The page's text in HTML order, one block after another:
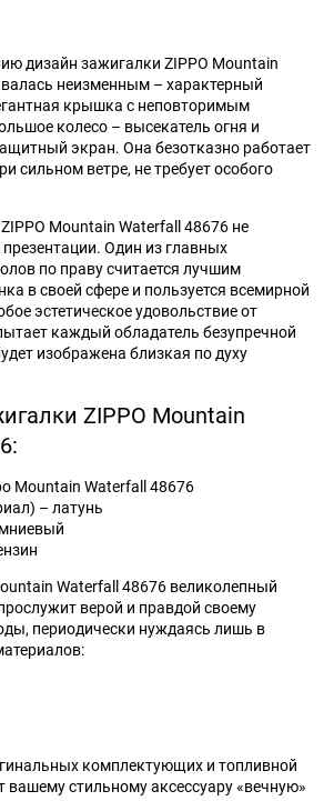
дизайн зажигалки ZIPPO Mountain
неизменным – характерный
крышка с неповторимым
колесо – высекатель огня и
экран. Она безотказно работает
сильном ветре, не требует особого
Mountain Waterfall 48676 не
Один из главных
по праву считается лучшим
в своей сфере и пользуется всемирной
эстетическое удовольствие от
каждый обладатель безупречной
изображена близкая по духу
ZIPPO Mountain
Mountain Waterfall 48676
– латунь
Waterfall 48676 великолепный
верой и правдой своему
периодически нуждаясь лишь в
комплектующих и топливной
вашему стильному аксессуару «вечную»